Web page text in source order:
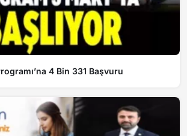
4 Bin 331 Başvuru